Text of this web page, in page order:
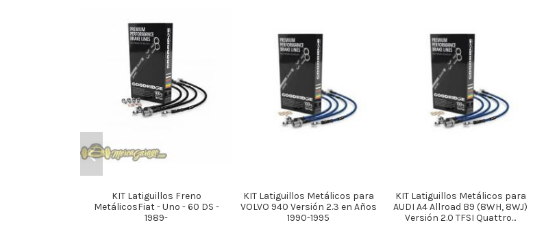
KIT Latiguillos Freno
MetálicosFiat - Uno - 60 DS -
1989-
KIT Latiguillos Metálicos para
VOLVO 940 Versión 2.3 en Años
1990-1995
KIT Latiguillos Metálicos para
AUDI A4 Allroad B9 (8WH, 8WJ)
Versión 2.0 TFSI Quattro...